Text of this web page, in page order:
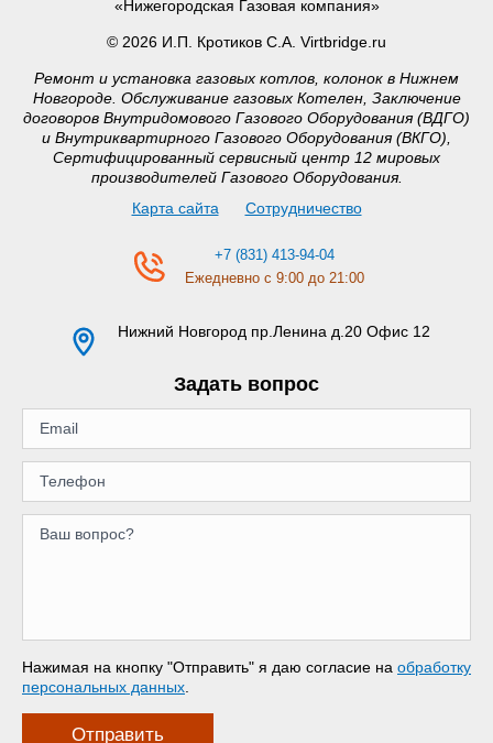
«Нижегородская Газовая компания»
© 2026 И.П. Кротиков С.А. Virtbridge.ru
Ремонт и установка газовых котлов, колонок в Нижнем
Новгороде. Обслуживание газовых Котелен, Заключение
договоров Внутридомового Газового Оборудования (ВДГО)
и Внутриквартирного Газового Оборудования (ВКГО),
Сертифицированный сервисный центр 12 мировых
производителей Газового Оборудования.
Карта сайта
Сотрудничество
+7 (831) 413-94-04
Ежедневно с 9:00 до 21:00
Нижний Новгород пр.Ленина д.20 Офис 12
Задать вопрос
Нажимая на кнопку "Отправить" я даю согласие на обработку
персональных данных
Отправить